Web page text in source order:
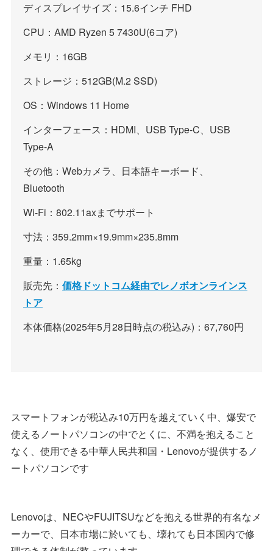
ディスプレイサイズ：15.6インチ FHD
CPU：AMD Ryzen 5 7430U(6コア)
メモリ：16GB
ストレージ：512GB(M.2 SSD)
OS：Windows 11 Home
インターフェース：HDMI、USB Type-C、USB
Type-A
その他：Webカメラ、日本語キーボード、
Bluetooth
Wi-Fi：802.11axまでサポート
寸法：359.2mm×19.9mm×235.8mm
重量：1.65kg
販売先： 価格ドットコム経由でレノボオンラインス
トア
本体価格(2025年5月28日時点の税込み)：67,760円
スマートフォンが税込み10万円を越えていく中、爆安で
使えるノートパソコンの中でとくに、不満を抱えること
なく、使用できる中華人民共和国・Lenovoが提供するノ
ートパソコンです
Lenovoは、NECやFUJITSUなどを抱える世界的有名なメ
ーカーで、日本市場に於いても、壊れても日本国内で修